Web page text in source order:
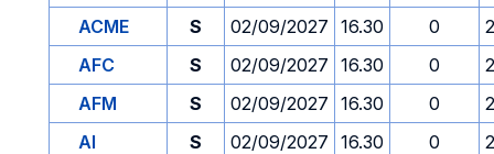
ACME
S 02/09/2027 16.30 0
AFC
S 02/09/2027 16.30 0
AFM
S 02/09/2027 16.30 0
AI
S 02/09/2027 16.30 0